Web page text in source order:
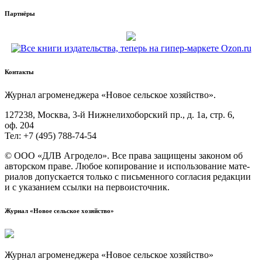
Партнёры
Контакты
Жур­нал агро­ме­не­дже­ра «Новое сель­ское хозяйство».
127238, Москва, 3‑й Ниж­не­ли­хо­бор­ский пр., д. 1а, стр. 6,
оф. 204
Тел: +7 (495) 788‑74‑54
© ООО «ДЛВ Агро­де­ло». Все пра­ва защи­ще­ны зако­ном об
автор­ском пра­ве. Любое копи­ро­ва­ние и исполь­зо­ва­ние мате­
ри­а­лов допус­ка­ет­ся толь­ко с пись­мен­но­го согла­сия редак­ции
и с ука­за­ни­ем ссыл­ки на первоисточник.
Журнал «Новое сельское хозяйство»
Журнал агроменеджера «Новое сельское хозяйство»